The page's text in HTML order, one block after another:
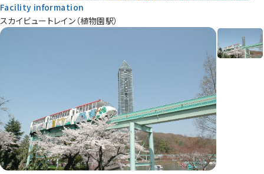
Follow
Facility information
スカイビュートレイン（植物園駅）